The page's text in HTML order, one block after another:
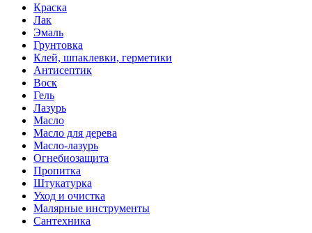
Краска
Лак
Эмаль
Грунтовка
Клей, шпаклевки, герметики
Антисептик
Воск
Гель
Лазурь
Масло
Масло для дерева
Масло-лазурь
Огнебиозащита
Пропитка
Штукатурка
Уход и очистка
Малярные инструменты
Сантехника